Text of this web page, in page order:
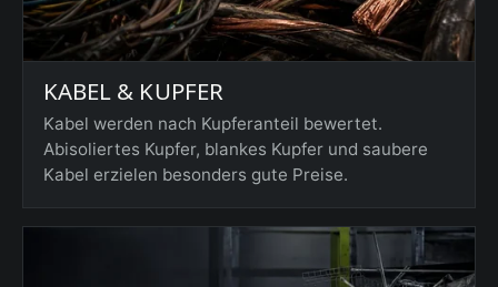
KABEL & KUPFER
Kabel werden nach Kupferanteil bewertet.
Abisoliertes Kupfer, blankes Kupfer und saubere
Kabel erzielen besonders gute Preise.